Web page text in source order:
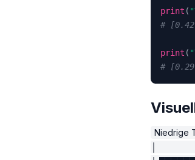
print (
#
print (
#
Niedrige